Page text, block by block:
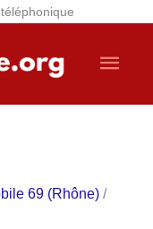
69 (Rhône) /